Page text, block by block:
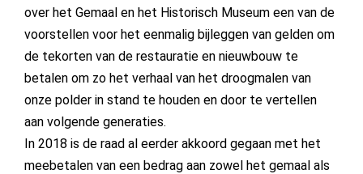
over het Gemaal en het Historisch Museum een van de
voorstellen voor het eenmalig bijleggen van gelden om
de tekorten van de restauratie en nieuwbouw te
betalen om zo het verhaal van het droogmalen van
onze polder in stand te houden en door te vertellen
aan volgende generaties.
In 2018 is de raad al eerder akkoord gegaan met het
meebetalen van een bedrag aan zowel het gemaal als